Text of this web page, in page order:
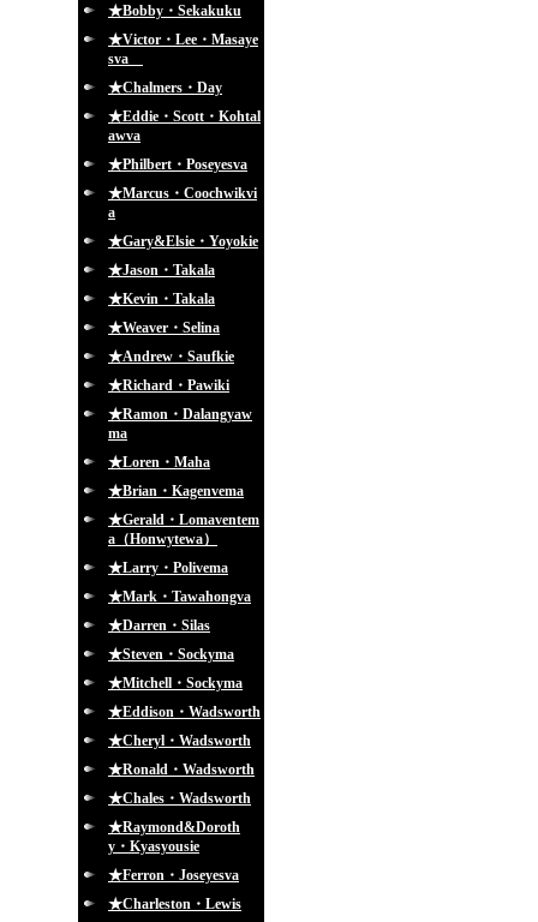
★Bobby・Sekakuku
★Victor・Lee・Masaye
sva
★Chalmers・Day
★Eddie・Scott・Kohtal
awva
★Philbert・Poseyesva
★Marcus・Coochwikvi
a
★Gary&Elsie・Yoyokie
★Jason・Takala
★Kevin・Takala
★Weaver・Selina
★Andrew・Saufkie
★Richard・Pawiki
★Ramon・Dalangyaw
ma
★Loren・Maha
★Brian・Kagenvema
★Gerald・Lomaventem
a（Honwytewa）
★Larry・Polivema
★Mark・Tawahongva
★Darren・Silas
★Steven・Sockyma
★Mitchell・Sockyma
★Eddison・Wadsworth
★Cheryl・Wadsworth
★Ronald・Wadsworth
★Chales・Wadsworth
★Raymond&Doroth
y・Kyasyousie
★Ferron・Joseyesva
★Charleston・Lewis